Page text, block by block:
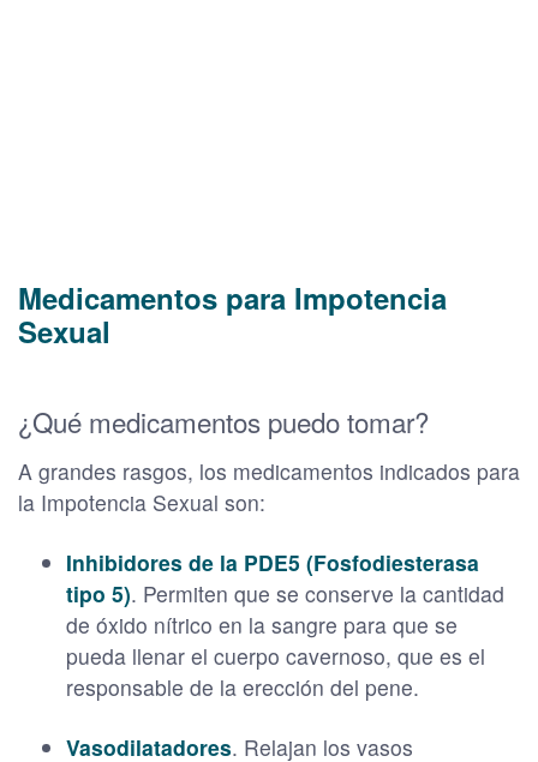
Medicamentos para Impotencia
Sexual
¿Qué medicamentos puedo tomar?
A grandes rasgos, los medicamentos indicados para
la Impotencia Sexual son:
Inhibidores de la PDE5 (Fosfodiesterasa
tipo 5). Permiten que se conserve la cantidad
de óxido nítrico en la sangre para que se
pueda llenar el cuerpo cavernoso, que es el
responsable de la erección del pene.
Vasodilatadores. Relajan los vasos